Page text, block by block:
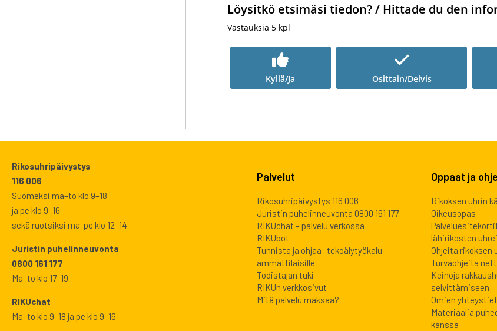
Löysitkö etsimäsi tiedon? / Hittade du den
Vastauksia 5 kpl
Kyllä/Ja Osittain/Delvis
Rikosuhripäivystys
116 006
Suomeksi ma–to klo 9–18
ja pe klo 9–16
sekä ruotsiksi ma-pe klo 12–14
Juristin puhelinneuvonta
0800 161 177
Ma–to klo 17–19
RIKUchat
Ma–to klo 9–18 ja pe klo 9–16
Palvelut
Rikosuhripäivystys 116 006
Juristin puhelinneuvonta 0800 161 177
RIKUchat – palvelu verkossa
RIKUbot
Tunnista ja ohjaa -tekoälytyökalu
ammattilaisille
Todistajan tuki
RIKUn verkkosivut
Mitä palvelu maksaa?
Oppaat ja
Rikoksen uhrin
Oikeusopas
lähirikosten
Ohjeita rikoksen
Turvaohjeita
Keinoja
selvittämiseen
Omien
Materiaalia
kanssa